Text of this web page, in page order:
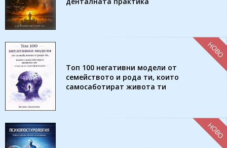
Топ 100 негативни модели от
семейството и рода ти, които
самосаботират живота ти
НОВО
НОВО